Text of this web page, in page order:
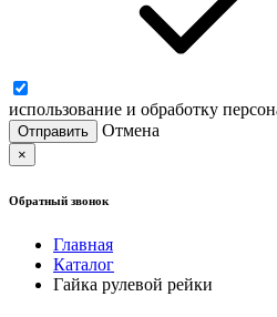
использование и обработку
Отмена
×
Обратный звонок
Главная
Каталог
Гайка рулевой рейки